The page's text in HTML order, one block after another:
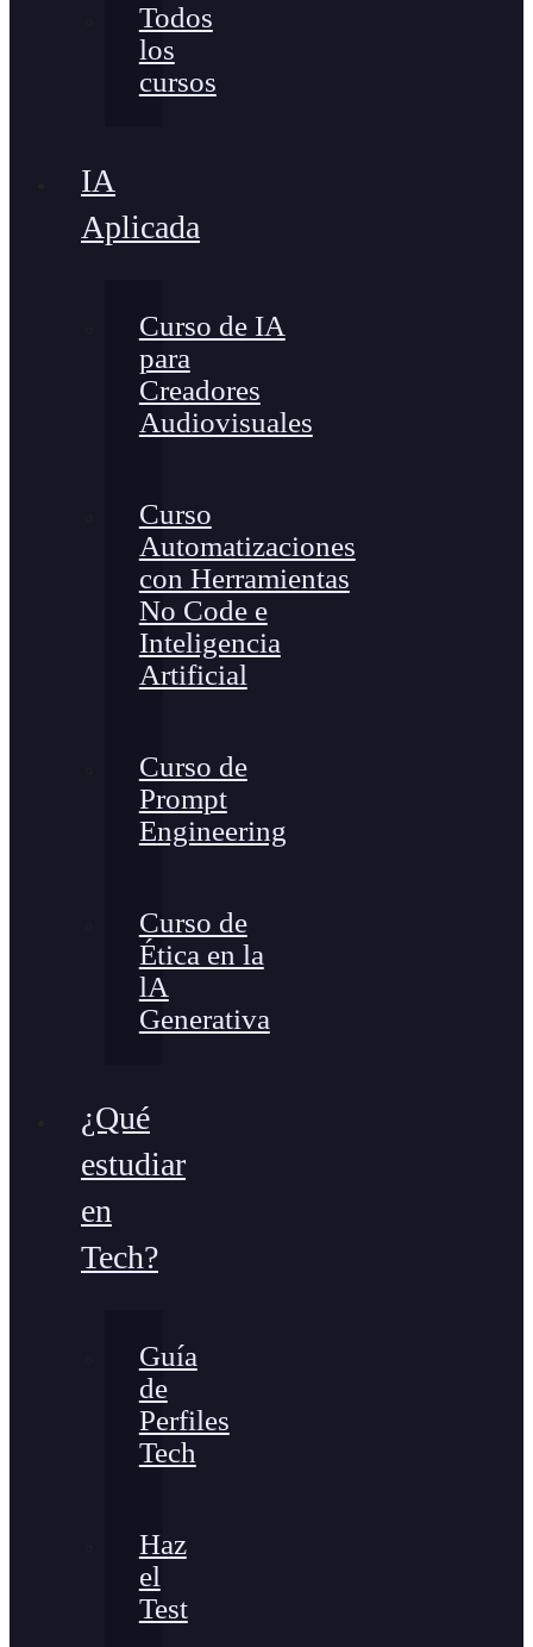
Todos
los
cursos
IA
Aplicada
Curso de IA
para
Creadores
Audiovisuales
Curso
Automatizaciones
con Herramientas
No Code e
Inteligencia
Artificial
Curso de
Prompt
Engineering
Curso de
Ética en la
lA
Generativa
¿Qué
estudiar
en
Tech?
Guía
de
Perfiles
Tech
Haz
el
Test